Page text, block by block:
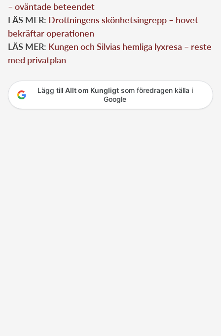
– oväntade beteendet
LÄS MER: Drottningens skönhetsingrepp – hovet
bekräftar operationen
LÄS MER: Kungen och Silvias hemliga lyxresa – reste
med privatplan
Lägg till Allt om Kungligtsom föredragen källa i
Google